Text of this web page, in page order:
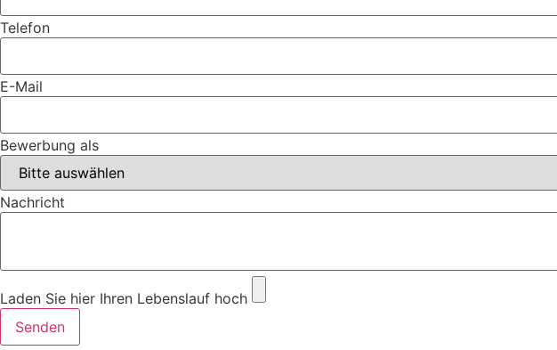
Telefon
E-Mail
Bewerbung als
Nachricht
Laden Sie hier Ihren Lebenslauf hoch
Senden